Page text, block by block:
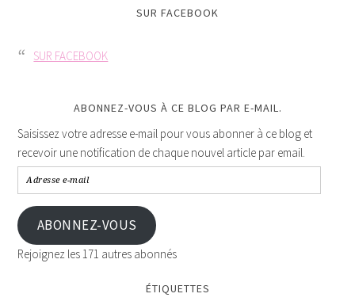
SUR FACEBOOK
SUR FACEBOOK
ABONNEZ-VOUS À CE BLOG PAR E-MAIL.
Saisissez votre adresse e-mail pour vous abonner à ce blog et
recevoir une notification de chaque nouvel article par email.
ABONNEZ-VOUS
Rejoignez les 171 autres abonnés
ÉTIQUETTES